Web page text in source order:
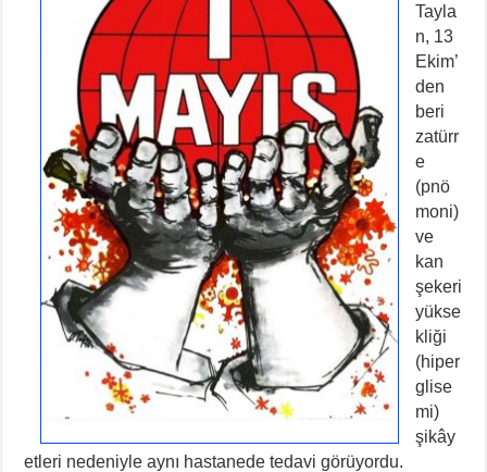
Tayla
n, 13
Ekim’
den
beri
zatürr
e
(pnö
moni)
ve
kan
şekeri
yükse
kliği
(hiper
glise
mi)
şikây
etleri nedeniyle aynı hastanede tedavi görüyordu.